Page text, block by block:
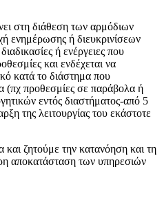
στη διάθεση των αρμόδιων
ενημέρωσης ή διευκρινίσεων
ή ενέργειες που
και ενδέχεται να
κατά το διάστημα που
(πχ προθεσμίες σε παράβολα ή
εντός διαστήματος-από 5
της λειτουργίας του εκάστοτε
ζητούμε την κατανόηση και τη
αποκατάσταση των υπηρεσιών